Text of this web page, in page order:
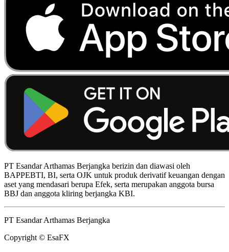
PT Esandar Arthamas Berjangka berizin dan diawasi oleh
BAPPEBTI, BI, serta OJK untuk produk derivatif keuangan dengan
aset yang mendasari berupa Efek, serta merupakan anggota bursa
BBJ dan anggota kliring berjangka KBI.
PT Esandar Arthamas Berjangka
Copyright © EsaFX